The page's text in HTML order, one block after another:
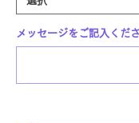
メッセージをご記入くだ